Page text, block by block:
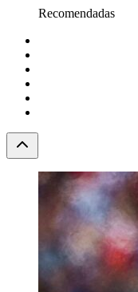
Recomendadas